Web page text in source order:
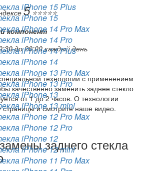
iPhone 15 Plus
iPhone 15
iPhone 14 Pro Max
iPhone 14 Pro
iPhone 14 Plus
iPhone 14
iPhone 13 Pro Max
iPhone 13 Pro
iPhone 13
iPhone 13 mini
iPhone 12 Pro Max
iPhone 12 Pro
iPhone 12
iPhone 12 mini
iPhone 11 Pro Max
5⭐️⭐️⭐️⭐️⭐️
компонент
до 20:00 каждый день
технологии с применением
качественно заменить заднее стекло
от 1 до 2 часов. О технологии
страницы и смотрите наше видео.
заднего стекла